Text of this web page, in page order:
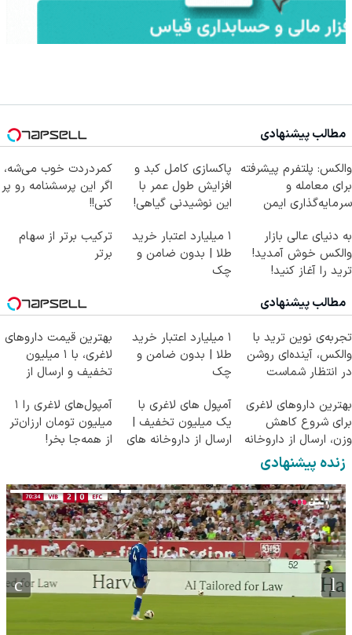
مطالب پیشنهادی
والکس: پلتفرم پیشرفته
برای معامله و
سرمایه‌گذاری ایمن
پاکسازی کامل کبد و
افزایش طول عمر با
این نوشیدنی گیاهی!
کمردردت خوب می‌شه،
اگر این پرسشنامه رو پر
کنی!!
به دنیای عالی بازار
والکس خوش آمدید!
ترید را آغاز کنید!
۱ میلیارد اعتبار خرید
طلا | بدون ضامن و
چک
ترکیب برتر از سهام
برتر
مطالب پیشنهادی
تجربه‌ی نوین ترید با
والکس، آینده‌ای روشن
در انتظار شماست
۱ میلیارد اعتبار خرید
طلا | بدون ضامن و
چک
بهترین قیمت داروهای
لاغری، با ۱ میلیون
تخفیف و ارسال از
بهترین داروهای لاغری
برای شروع کاهش
وزن، ارسال از داروخانه
های نزدیکت!
آمپول های لاغری با
یک میلیون تخفیف |
ارسال از داروخانه های
آمپول‌های لاغری را ۱
میلیون تومان ارزان‌تر
از همه‌جا بخر!
زنده پیشنهادی